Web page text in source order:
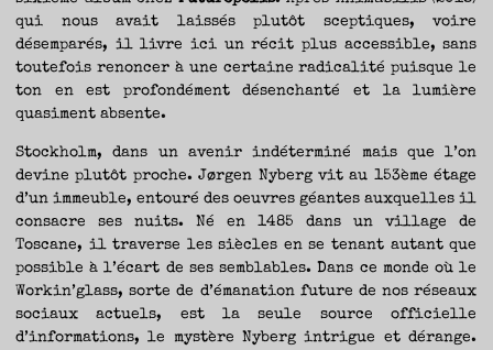
TRAVERSE
ET
LES
PAS
CÔTÉ,
SURTOUT
DE
LIVRES,
DONC,
PAS
S’INTERDIRE
D’AUTRES
HORIZONS.
SE
À
L’EAU
OU
SE
EN
ET
VOIR
QUI
AIRE(S)
qui nous avait laissés plutôt sceptiques, voire
désemparés, il livre ici un récit plus accessible, sans
toutefois renoncer à une certaine radicalité puisque le
ton en est profondément désenchanté et la lumière
quasiment absente.
Stockholm, dans un avenir indéterminé mais que l’on
devine plutôt proche. Jørgen Nyberg vit au 153ème étage
d’un immeuble, entouré des oeuvres géantes auxquelles il
consacre ses nuits. Né en 1485 dans un village de
Toscane, il traverse les siècles en se tenant autant que
possible à l’écart de ses semblables. Dans ce monde où le
Workin’glass, sorte de d’émanation future de nos réseaux
sociaux actuels, est la seule source officielle
d’informations, le mystère Nyberg intrigue et dérange.